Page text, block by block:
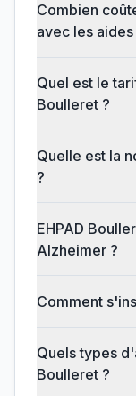
Combien
avec les
Quel est le
Boulleret ?
Quelle est la
?
EHPAD
Alzheimer ?
Comment
Quels types
Boulleret ?